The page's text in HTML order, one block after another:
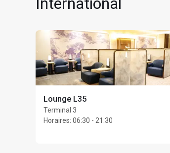
Lounge L35
Terminal 3
Horaires: 06:30 - 21:30